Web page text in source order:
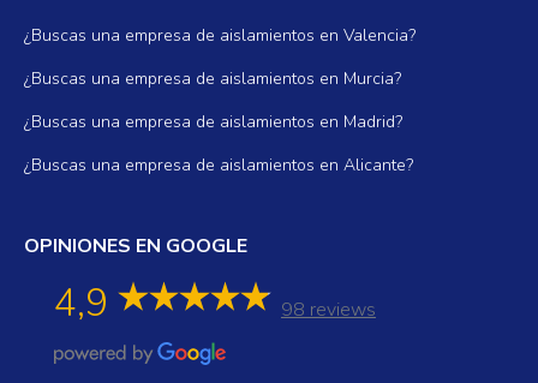
¿Buscas una empresa de aislamientos en Valencia?
¿Buscas una empresa de aislamientos en Murcia?
¿Buscas una empresa de aislamientos en Madrid?
¿Buscas una empresa de aislamientos en Alicante?
OPINIONES EN GOOGLE
4,9 98 reviews